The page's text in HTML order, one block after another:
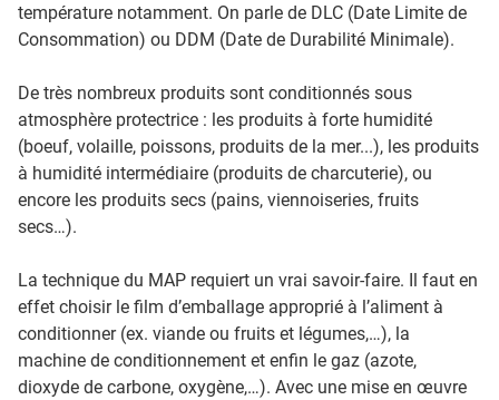
température notamment. On parle de DLC (Date Limite de
Consommation) ou DDM (Date de Durabilité Minimale).
De très nombreux produits sont conditionnés sous
atmosphère protectrice : les produits à forte humidité
(boeuf, volaille, poissons, produits de la mer...), les produits
à humidité intermédiaire (produits de charcuterie), ou
encore les produits secs (pains, viennoiseries, fruits
secs…).
La technique du MAP requiert un vrai savoir-faire. Il faut en
effet choisir le film d’emballage approprié à l’aliment à
conditionner (ex. viande ou fruits et légumes,…), la
machine de conditionnement et enfin le gaz (azote,
dioxyde de carbone, oxygène,…). Avec une mise en œuvre